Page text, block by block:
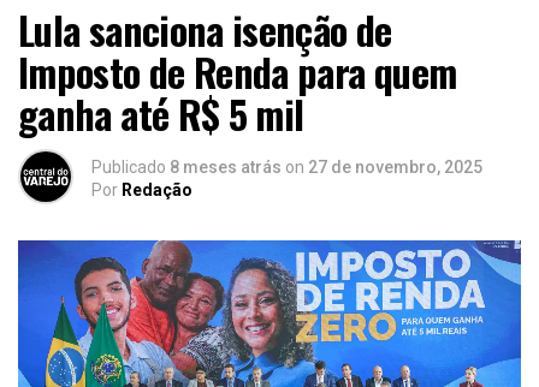
Lula sanciona isenção de
Imposto de Renda para quem
ganha até R$ 5 mil
Publicado 8 meses atrás on 27 de novembro, 2025
Por Redação